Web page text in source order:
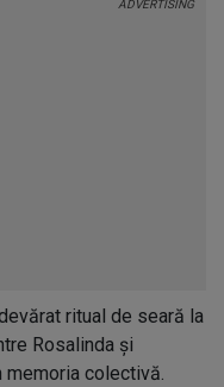
ritual de seară la
Rosalinda și
colectivă.